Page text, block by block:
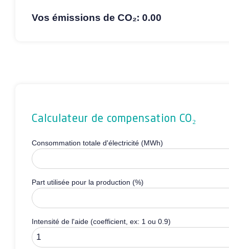
Vos émissions de CO₂: 0.00
Calculateur de compensation CO₂
Consommation totale d'électricité (MWh)
Part utilisée pour la production (%)
Intensité de l'aide (coefficient, ex: 1 ou 0.9)